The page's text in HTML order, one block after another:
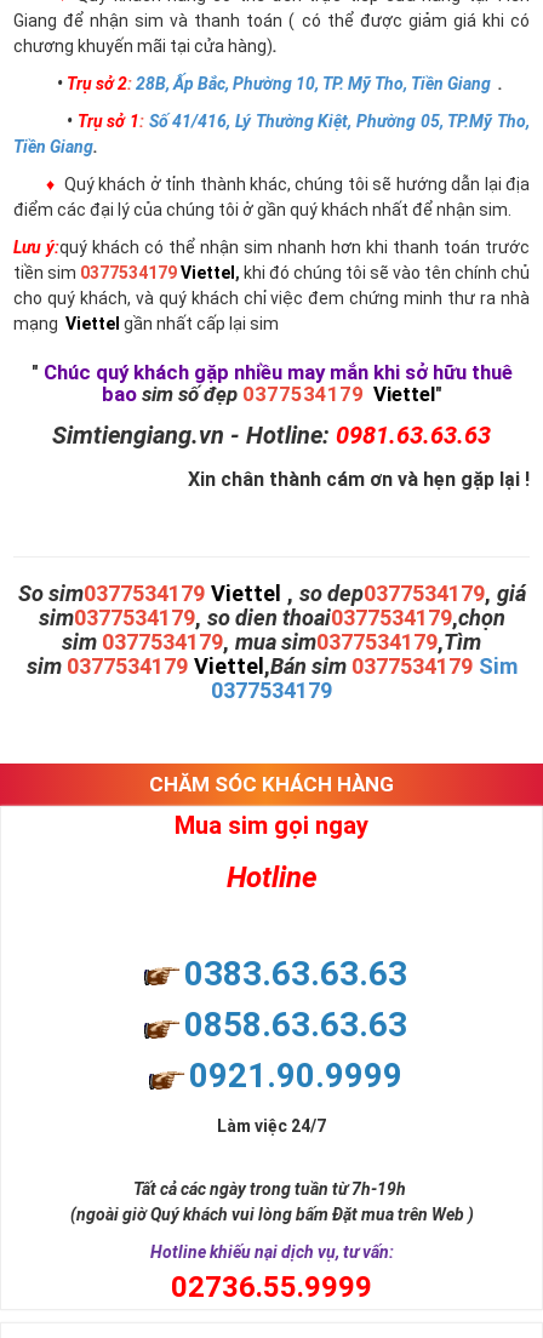
Giang để nhận sim và thanh toán ( có thể được giảm giá khi có
chương khuyến mãi tại cửa hàng).
• Trụ sở 2:28B, Ấp Bắc, Phường 10, TP. Mỹ Tho, Tiền Giang .
• Trụ sở 1: Số 41/416, Lý Thường Kiệt, Phường 05, TP.Mỹ Tho,
Tiền Giang.
♦ Quý khách ở tỉnh thành khác, chúng tôi sẽ hướng dẫn lại địa
điểm các đại lý của chúng tôi ở gần quý khách nhất để nhận sim.
Lưu ý:quý khách có thể nhận sim nhanh hơn khi thanh toán trước
tiền sim 0377534179Viettel , khi đó chúng tôi sẽ vào tên chính chủ
cho quý khách, và quý khách chỉ việc đem chứng minh thư ra nhà
mạng Viettel gần nhất cấp lại sim
" Chúc quý khách gặp nhiều may mắn khi sở hữu thuê
bao sim số đẹp 0377534179 Viettel"
Simtiengiang.vn - Hotline: 0981.63.63.63
Xin chân thành cám ơn và hẹn gặp lại !
So sim0377534179 Viettel , so dep0377534179, giá
sim0377534179, so dien thoai0377534179,chọn
sim 0377534179, mua sim0377534179,Tìm
sim 0377534179 Viettel,Bán sim 0377534179 Sim
0377534179
CHĂM SÓC KHÁCH HÀNG
Mua sim gọi ngay
Hotline
0383.63.63.63
0858.63.63.63
0921.90.9999
Làm việc 24/7
Tất cả các ngày trong tuần từ 7h-19h
(ngoài giờ Quý khách vui lòng bấm Đặt mua trên Web )
Hotline khiếu nại dịch vụ, tư vấn:
02736.55.9999